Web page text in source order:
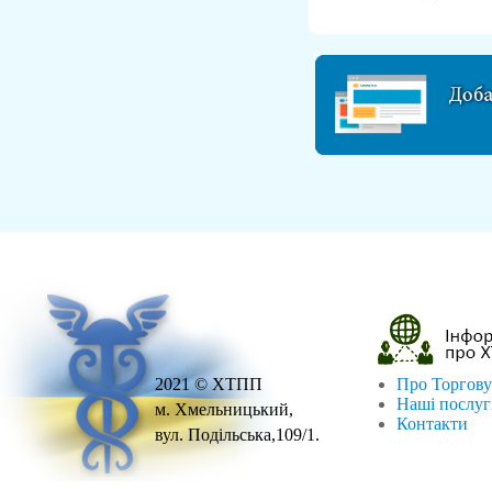
2021 © ХТПП
м. Хмельницький,
вул. Подільська,109/1.
Про
Наші
Контакти